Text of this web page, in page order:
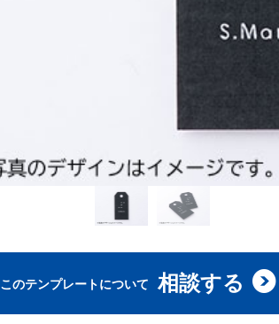
このテンプレートについて 相談する